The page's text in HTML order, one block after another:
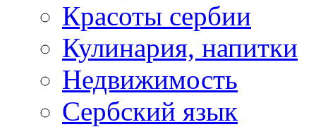
Красоты сербии
Кулинария, напитки
Недвижимость
Сербский язык